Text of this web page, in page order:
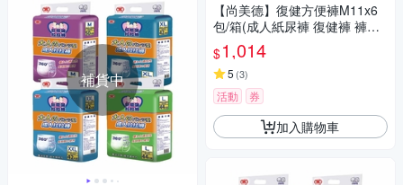
補貨中
【尚美德】復健方便褲M11x6
包/箱(成人紙尿褲 復健褲 褲型
紙尿褲)
$1,014
5 (3)
活動 券
加入購物車